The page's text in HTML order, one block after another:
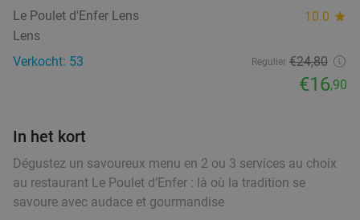
34%
Menu en 2 ou 3 services à la carte à Arras
Vandaag
Queen Africa
1 min.directions_walk
Menu en 2 ou 3 services au choix à Lens
Le Poulet d'Enfer Lens 10.0 star
Lens
Verkocht: 53
Regulier €24,80
€16,90
In het kort
Dégustez un savoureux menu en 2 ou 3 services au choix
au restaurant Le Poulet d’Enfer : là où la tradition se
savoure avec audace et gourmandise